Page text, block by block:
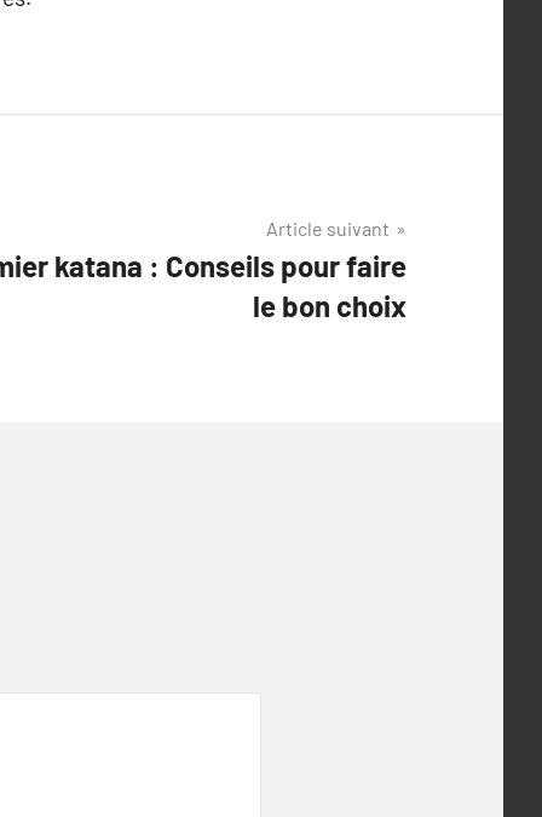
Article suivant
katana : Conseils pour faire
le bon choix